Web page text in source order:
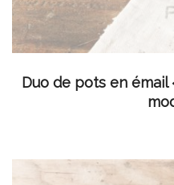
LIRE
Duo de pots en émail